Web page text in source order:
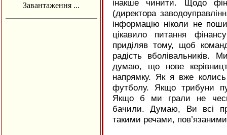
Завантаження ...
інакше чинити. Щодо
(директора
інформацію ніколи не
цікавило питання
приділяв тому, щоб
радість
думаю, що нове
напрямку. Як я вже колись
футболу. Якщо трибуни
Якщо б ми грали не
бачили. Думаю, Ви всі
такими речами, пов’язаними